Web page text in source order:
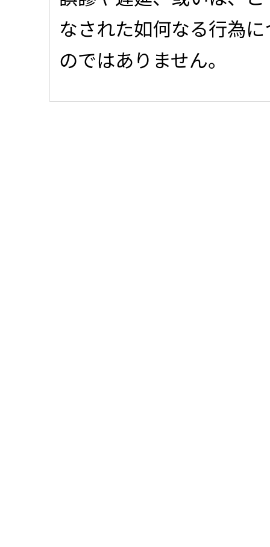
なされた如何なる行為
のではありません。